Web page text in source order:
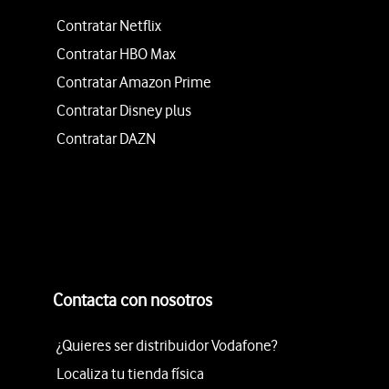
Contratar Netflix
Contratar HBO Max
Contratar Amazon Prime
Contratar Disney plus
Contratar DAZN
Contacta con nosotros
¿Quieres ser distribuidor Vodafone?
Localiza tu tienda física